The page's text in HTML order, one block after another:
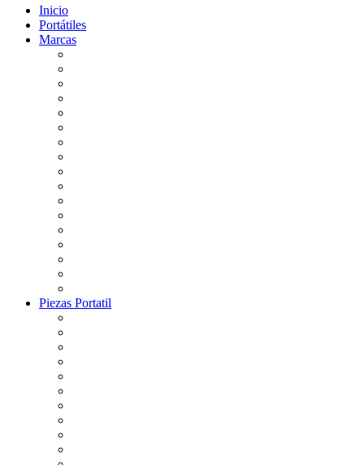
Inicio
Portátiles
Marcas
Piezas Portatil